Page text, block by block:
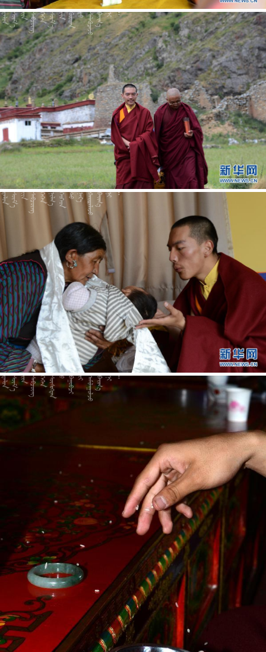





















































 























































 

























































 